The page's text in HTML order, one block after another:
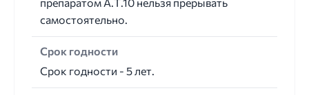
самостоятельно.
Срок годности
Срок годности - 5 лет.